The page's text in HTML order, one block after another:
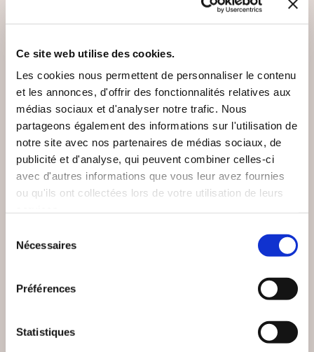
Ce site web utilise des cookies.
Les cookies nous permettent de personnaliser le contenu
et les annonces, d'offrir des fonctionnalités relatives aux
médias sociaux et d'analyser notre trafic. Nous
partageons également des informations sur l'utilisation de
notre site avec nos partenaires de médias sociaux, de
publicité et d'analyse, qui peuvent combiner celles-ci
avec d'autres informations que vous leur avez fournies
ou qu'ils ont collectées lors de votre utilisation de leurs
Nécessaires
Préférences
Statistiques
(2 avis)
Galatée Dominique
HIRIGOYEN
MALAYSIA 370